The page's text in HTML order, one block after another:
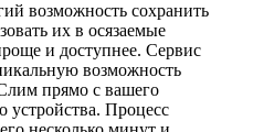
возможность сохранить
их в осязаемые
и доступнее. Сервис
возможность
прямо с вашего
устройства. Процесс